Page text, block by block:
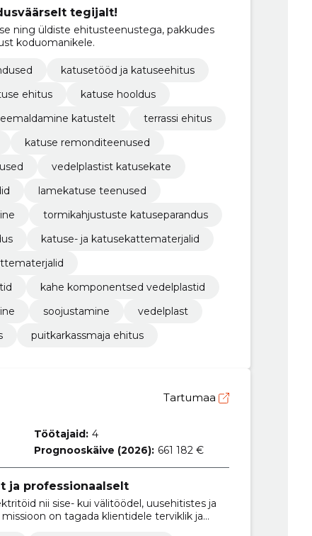
tegijalt!
ning üldiste ehitusteenustega, pakkudes
koduomanikele.
katusetööd ja katuseehitus
ehitus
katuse hooldus
katustelt
terrassi ehitus
katuse remonditeenused
vedelplastist katusekate
lamekatuse teenused
tormikahjustuste katuseparandus
katuse- ja katusekattematerjalid
kahe komponentsed vedelplastid
soojustamine
vedelplast
puitkarkassmaja ehitus
Tartumaa
Töötajaid: 4
Prognooskäive (2026): 661 182 €
ja professionaalselt
nii sise- kui välitöödel, uusehitistes ja
on tagada klientidele terviklik ja
kuni lõpphäälestuseni